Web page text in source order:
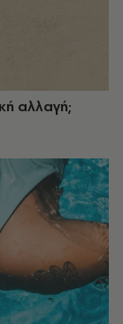
αλλαγή;